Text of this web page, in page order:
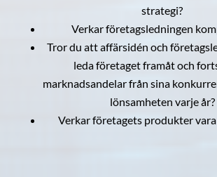
strategi?
Verkar företagsledningen
Tror du att affärsidén och
leda företaget framåt och
marknadsandelar från sina
lönsamheten varje år?
Verkar företagets produkter